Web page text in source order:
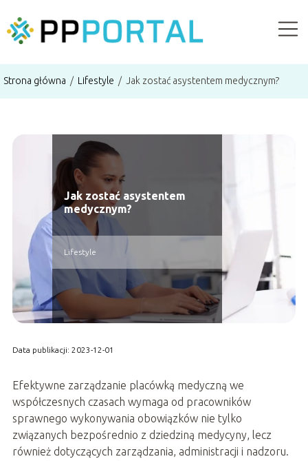
Strona główna / Lifestyle / Jak zostać asystentem medycznym?
Jak zostać asystentem
medycznym?
Lifestyle
Data publikacji: 2023-12-01
Efektywne zarządzanie placówką medyczną we
współczesnych czasach wymaga od pracowników
sprawnego wykonywania obowiązków nie tylko
związanych bezpośrednio z dziedziną medycyny, lecz
również dotyczących zarządzania, administracji i nadzoru.